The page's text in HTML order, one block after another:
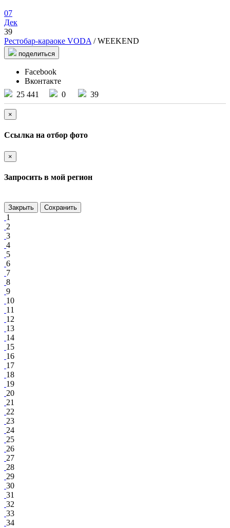
07
Дек
39
Рестобар-караоке VODA / WEEKEND
поделиться
Facebook
Вконтакте
25 441
0 39
×
Ссылка на отбор фото
×
Запросить в мой регион
Закрыть Сохранить
1
2
3
4
5
6
7
8
9
10
11
12
13
14
15
16
17
18
19
20
21
22
23
24
25
26
27
28
29
30
31
32
33
34